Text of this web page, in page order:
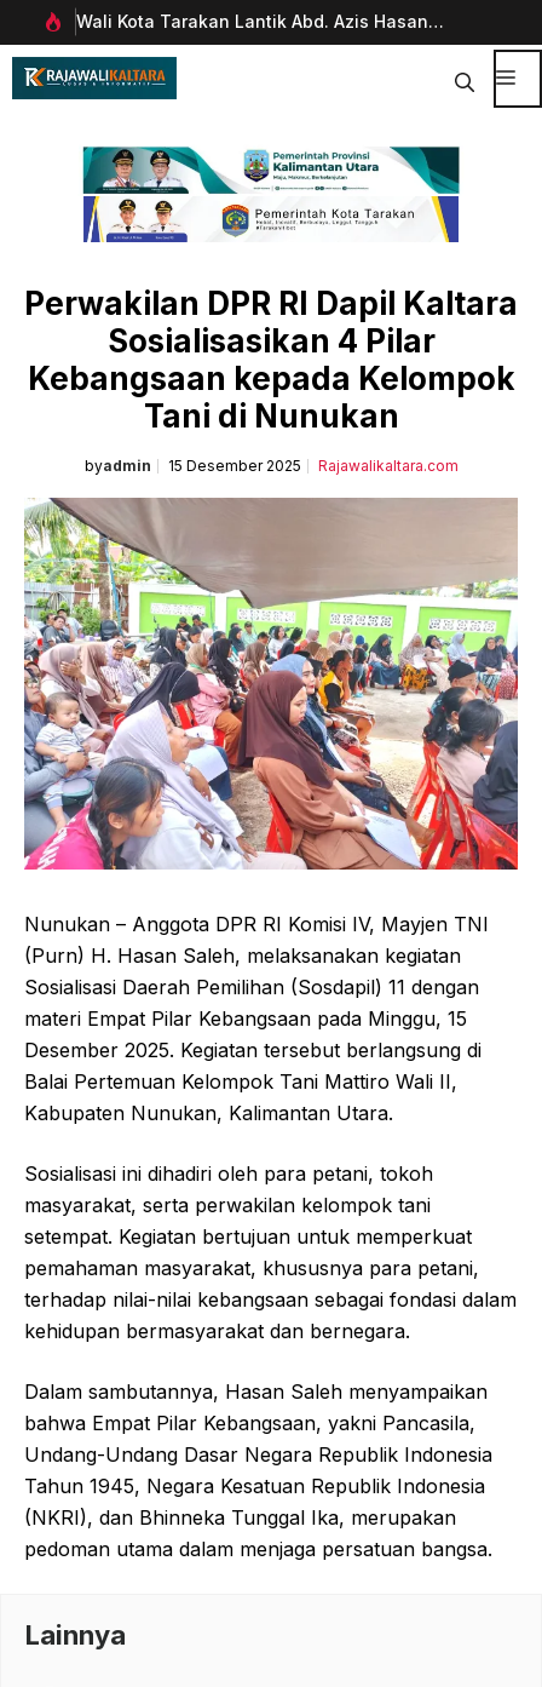
Langsung
ke
Wali Kota Tarakan Lantik Abd. Azis Hasan
sebagai Sekda
Perwakilan DPR RI Dapil Kaltara
Sosialisasikan 4 Pilar
Kebangsaan kepada Kelompok
Tani di Nunukan
byadmin 15 Desember 2025 Rajawalikaltara.com
Nunukan – Anggota DPR RI Komisi IV, Mayjen TNI
(Purn) H. Hasan Saleh, melaksanakan kegiatan
Sosialisasi Daerah Pemilihan (Sosdapil) 11 dengan
materi Empat Pilar Kebangsaan pada Minggu, 15
Desember 2025. Kegiatan tersebut berlangsung di
Balai Pertemuan Kelompok Tani Mattiro Wali II,
Kabupaten Nunukan, Kalimantan Utara.
Sosialisasi ini dihadiri oleh para petani, tokoh
masyarakat, serta perwakilan kelompok tani
setempat. Kegiatan bertujuan untuk memperkuat
pemahaman masyarakat, khususnya para petani,
terhadap nilai-nilai kebangsaan sebagai fondasi dalam
kehidupan bermasyarakat dan bernegara.
Dalam sambutannya, Hasan Saleh menyampaikan
bahwa Empat Pilar Kebangsaan, yakni Pancasila,
Undang-Undang Dasar Negara Republik Indonesia
Tahun 1945, Negara Kesatuan Republik Indonesia
(NKRI), dan Bhinneka Tunggal Ika, merupakan
pedoman utama dalam menjaga persatuan bangsa.
Lainnya